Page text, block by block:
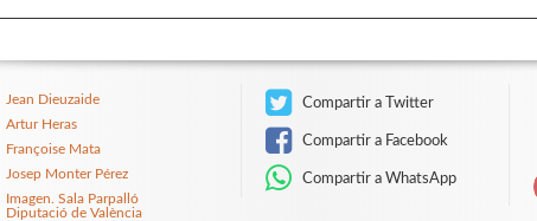
Jean Dieuzaide
Artur Heras
Françoise Mata
Josep Monter Pérez
Imagen. Sala Parpalló
Diputació de València
Compartir a Twitter
Compartir a Facebook
Compartir a WhatsApp